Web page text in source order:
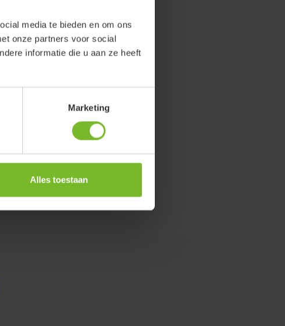
media te bieden en om ons
onze partners voor social
informatie die u aan ze heeft
Marketing
Alles toestaan